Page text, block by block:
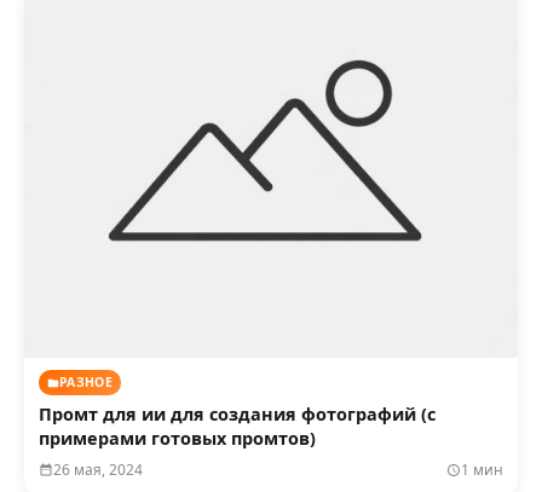
РАЗНОЕ
Промт для ии для создания фотографий (с
примерами готовых промтов)
26 мая, 2024 1 мин